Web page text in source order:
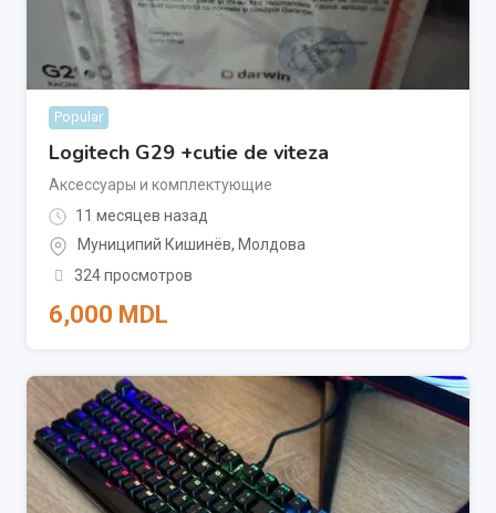
Popular
Logitech G29 +cutie de viteza
Аксессуары и комплектующие
11 месяцев назад
Муниципий Кишинёв, Молдова
324 просмотров
6,000 MDL